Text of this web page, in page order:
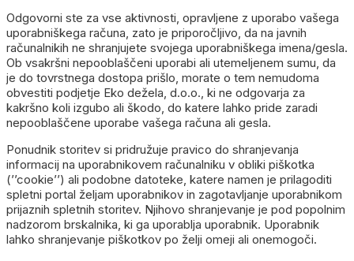
Odgovorni ste za vse aktivnosti, opravljene z uporabo vašega
uporabniškega računa, zato je priporočljivo, da na javnih
računalnikih ne shranjujete svojega uporabniškega imena/gesla.
Ob vsakršni nepooblaščeni uporabi ali utemeljenem sumu, da
je do tovrstnega dostopa prišlo, morate o tem nemudoma
obvestiti podjetje Eko dežela, d.o.o., ki ne odgovarja za
kakršno koli izgubo ali škodo, do katere lahko pride zaradi
nepooblaščene uporabe vašega računa ali gesla.
Ponudnik storitev si pridružuje pravico do shranjevanja
informacij na uporabnikovem računalniku v obliki piškotka
(’’cookie’’) ali podobne datoteke, katere namen je prilagoditi
spletni portal željam uporabnikov in zagotavljanje uporabnikom
prijaznih spletnih storitev. Njihovo shranjevanje je pod popolnim
nadzorom brskalnika, ki ga uporablja uporabnik. Uporabnik
lahko shranjevanje piškotkov po želji omeji ali onemogoči.